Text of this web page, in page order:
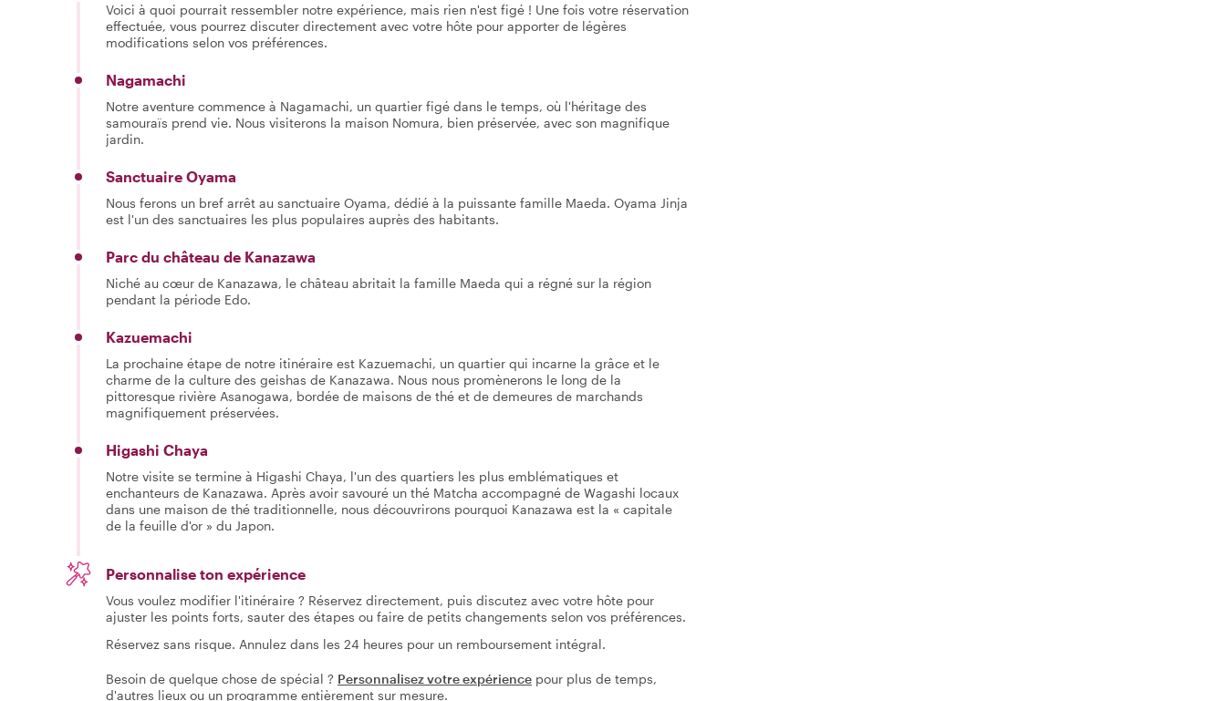
Voici à quoi pourrait ressembler notre expérience, mais rien n'est figé ! Une fois votre réservation
effectuée, vous pourrez discuter directement avec votre hôte pour apporter de légères
modifications selon vos préférences.
Nagamachi
Notre aventure commence à Nagamachi, un quartier figé dans le temps, où l'héritage des
samouraïs prend vie. Nous visiterons la maison Nomura, bien préservée, avec son magnifique
jardin.
Sanctuaire Oyama
Nous ferons un bref arrêt au sanctuaire Oyama, dédié à la puissante famille Maeda. Oyama Jinja
est l'un des sanctuaires les plus populaires auprès des habitants.
Parc du château de Kanazawa
Niché au cœur de Kanazawa, le château abritait la famille Maeda qui a régné sur la région
pendant la période Edo.
Kazuemachi
La prochaine étape de notre itinéraire est Kazuemachi, un quartier qui incarne la grâce et le
charme de la culture des geishas de Kanazawa. Nous nous promènerons le long de la
pittoresque rivière Asanogawa, bordée de maisons de thé et de demeures de marchands
magnifiquement préservées.
Higashi Chaya
Notre visite se termine à Higashi Chaya, l'un des quartiers les plus emblématiques et
enchanteurs de Kanazawa. Après avoir savouré un thé Matcha accompagné de Wagashi locaux
dans une maison de thé traditionnelle, nous découvrirons pourquoi Kanazawa est la « capitale
de la feuille d'or » du Japon.
Personnalise ton expérience
Vous voulez modifier l'itinéraire ? Réservez directement, puis discutez avec votre hôte pour
ajuster les points forts, sauter des étapes ou faire de petits changements selon vos préférences.
Réservez sans risque. Annulez dans les 24 heures pour un remboursement intégral.
Besoin de quelque chose de spécial ? Personnalisez votre expérience pour plus de temps,
d'autres lieux ou un programme entièrement sur mesure.